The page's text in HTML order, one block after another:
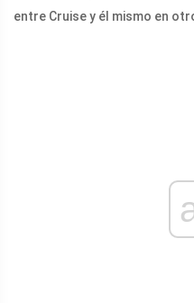
entre Cruise y él mismo en